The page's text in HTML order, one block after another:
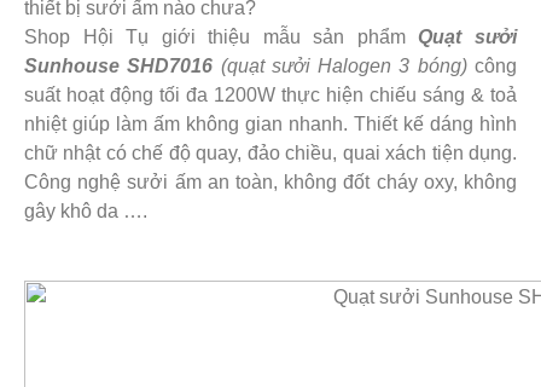
thiết bị sưởi ấm nào chưa?
Shop Hội Tụ giới thiệu mẫu sản phẩmQuạt sưởi
Sunhouse SHD7016 (quạt sưởi Halogen 3 bóng)công
suất hoạt động tối đa 1200W thực hiện chiếu sáng & toả
nhiệt giúp làm ấm không gian nhanh. Thiết kế dáng hình
chữ nhật có chế độ quay, đảo chiều, quai xách tiện dụng.
Công nghệ sưởi ấm an toàn, không đốt cháy oxy, không
gây khô da ….